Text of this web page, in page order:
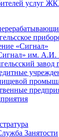
«Сигнал»
им. А.И.
завод